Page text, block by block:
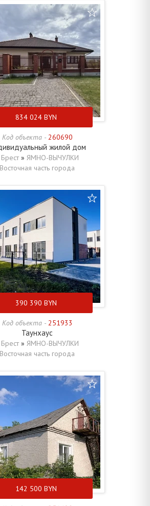
834 024 BYN
Код объекта - 260690
жилой дом
Брест » ЯМНО-ВЫЧУЛКИ
Восточная часть города
390 390 BYN
Код объекта - 251933
Таунхаус
Брест » ЯМНО-ВЫЧУЛКИ
Восточная часть города
142 500 BYN